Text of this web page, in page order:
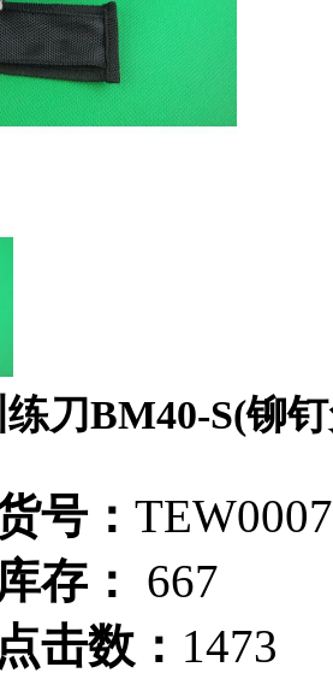
刀BM40-S(铆
号：
存：
667
击数： 1473